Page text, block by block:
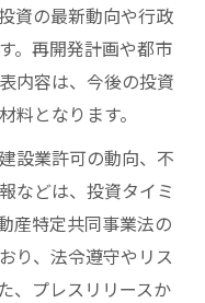
資の最新動向や行政
。再開発計画や都市
内容は、今後の投資
料となります。
設業許可の動向、不
などは、投資タイミ
産特定共同事業法の
り、法令遵守やリス
、プレスリリースか